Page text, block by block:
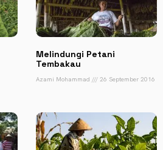
Melindungi Petani
Tembakau
Azami Mohammad 26 September 2016